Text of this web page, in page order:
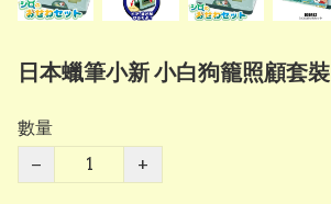
日本蠟筆小新 小白狗籠照顧套裝
數量
−
+